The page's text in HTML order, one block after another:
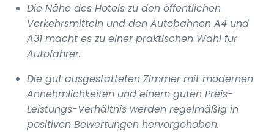
Die Nähe des Hotels zu den öffentlichen
Verkehrsmitteln und den Autobahnen A4 und
A31 macht es zu einer praktischen Wahl für
Autofahrer.
Die gut ausgestatteten Zimmer mit modernen
Annehmlichkeiten und einem guten Preis-
Leistungs-Verhältnis werden regelmäßig in
positiven Bewertungen hervorgehoben.